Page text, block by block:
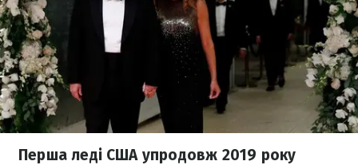
Перша леді США упродовж 2019 року